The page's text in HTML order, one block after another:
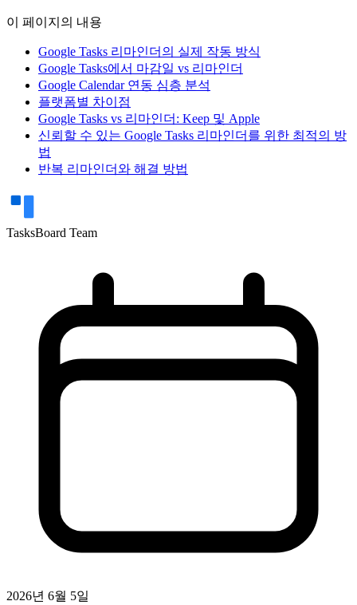
이 페이지의 내용
Google Tasks 리마인더의 실제 작동 방식
Google Tasks에서 마감일 vs 리마인더
Google Calendar 연동 심층 분석
플랫폼별 차이점
Google Tasks vs 리마인더: Keep 및 Apple
신뢰할 수 있는 Google Tasks 리마인더를 위한 최적의 방
법
반복 리마인더와 해결 방법
TasksBoard Team
2026년 6월 5일